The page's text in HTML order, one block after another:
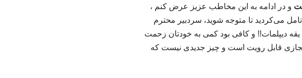
و در ادامه به این مخاطب عزیز عرض کنم ،
می‌کردید تا متوجه شوید، سردبیر محترم
یقه دیپلمات!! و کافی بود کمی به خودتان زحمت
قابل رویت است و چیز جدیدی نیست که